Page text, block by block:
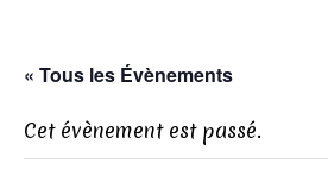
« Tous les Évènements
Cet évènement est passé.